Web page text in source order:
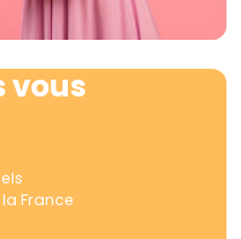
vous
France